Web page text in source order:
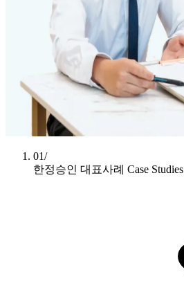
01/
한정승인 대표사례 Case Studies